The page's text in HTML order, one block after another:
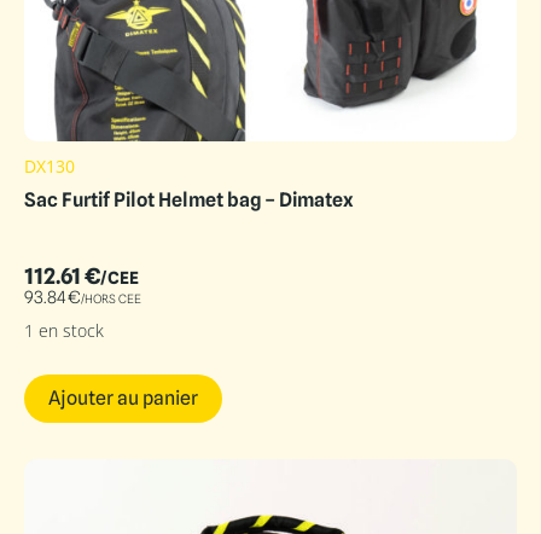
DX130
Sac Furtif Pilot Helmet bag – Dimatex
112.61€/CEE
93.84€/HORS CEE
1 en stock
Ajouter au panier